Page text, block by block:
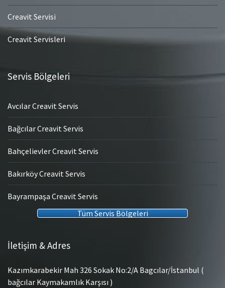
Creavit Servisi
Creavit Servisleri
Servis Bölgeleri
Avcılar Creavit Servis
Bağcılar Creavit Servis
Bahçelievler Creavit Servis
Bakırköy Creavit Servis
Bayrampaşa Creavit Servis
Tüm Servis Bölgeleri
İletişim & Adres
Kazımkarabekir Mah 326 Sokak No:2/A Bagcılar/İstanbul (
bağcılar Kaymakamlık Karşısı )